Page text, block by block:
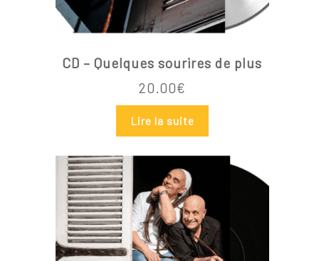
CD – Quelques sourires de plus
20.00€
Lire la suite